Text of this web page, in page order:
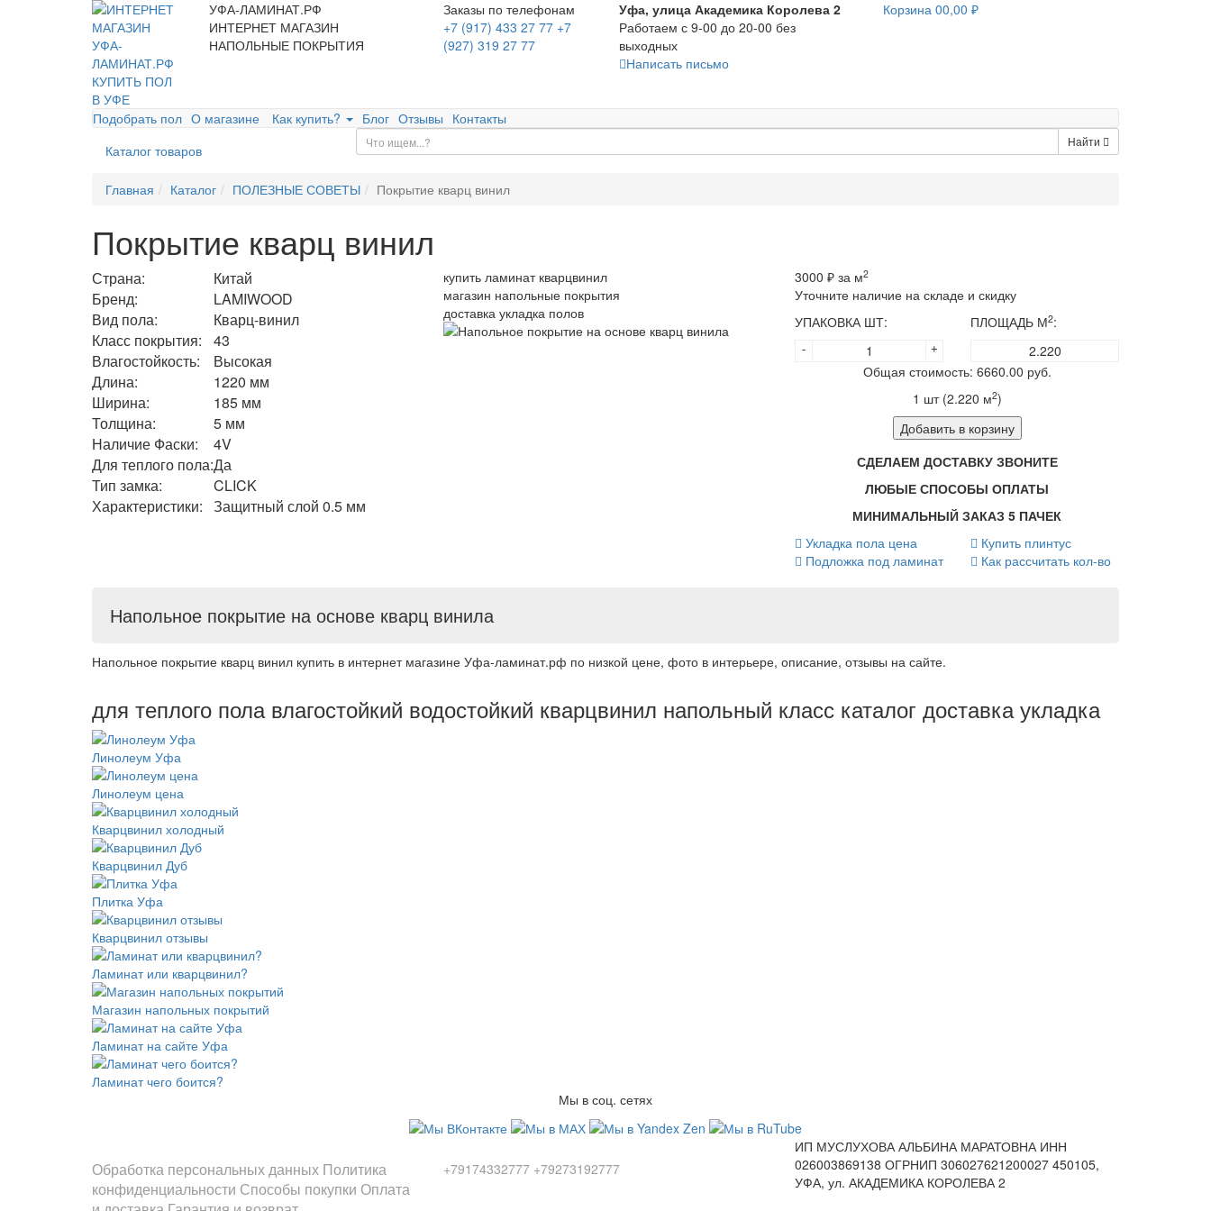
УФА-ЛАМИНАТ.РФ
ИНТЕРНЕТ МАГАЗИН
НАПОЛЬНЫЕ ПОКРЫТИЯ
Заказы по телефонам
+7 (917) 433 27 77 +7
(927) 319 27 77
Уфа, улица Академика Королева 2
Работаем с 9-00 до 20-00 без
выходных
Написать письмо
Корзина 00,00 ₽
Подобрать пол О магазине Как купить? Блог Отзывы Контакты
Каталог товаров
Найти
Главная Каталог ПОЛЕЗНЫЕ СОВЕТЫ Покрытие кварц винил
Покрытие кварц винил
Страна:
Китай
Бренд:
LAMIWOOD
Вид пола:
Кварц-винил
Класс покрытия:
43
Влагостойкость:
Высокая
Длина:
1220 мм
Ширина:
185 мм
Толщина:
5 мм
Наличие Фаски:
4V
Для теплого пола:Да
Тип замка:
CLICK
Характеристики: Защитный слой 0.5 мм
купить ламинат кварцвинил
магазин напольные покрытия
доставка укладка полов
3000 ₽ за м2
Уточните наличие на складе и скидку
УПАКОВКА ШТ:
+
-
ПЛОЩАДЬ М2:
Общая стоимость: 6660.00 руб.
1 шт (2.220 м2)
Добавить в корзину
СДЕЛАЕМ ДОСТАВКУ ЗВОНИТЕ
ЛЮБЫЕ СПОСОБЫ ОПЛАТЫ
МИНИМАЛЬНЫЙ ЗАКАЗ 5 ПАЧЕК
Укладка пола цена
Купить плинтус
Подложка под ламинат
Как рассчитать кол-во
Напольное покрытие на основе кварц винила
Напольное покрытие кварц винил купить в интернет магазине Уфа-ламинат.рф по низкой цене, фото в интерьере, описание, отзывы на сайте.
для теплого пола влагостойкий водостойкий кварцвинил напольный класс каталог доставка укладка
Линолеум Уфа
Линолеум цена
Кварцвинил холодный
Кварцвинил Дуб
Плитка Уфа
Кварцвинил отзывы
Ламинат или кварцвинил?
Магазин напольных покрытий
Ламинат на сайте Уфа
Ламинат чего боится?
Мы в соц. сетях
Обработка персональных данных Политика
конфиденциальности Способы покупки Оплата
+79174332777 +79273192777
ИП МУСЛУХОВА АЛЬБИНА МАРАТОВНА ИНН
026003869138 ОГРНИП 306027621200027 450105,
УФА, ул. АКАДЕМИКА КОРОЛЕВА 2